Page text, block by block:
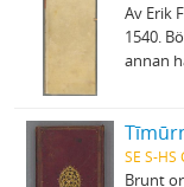
Av Erik
1540.
annan
SE S-
Brunt